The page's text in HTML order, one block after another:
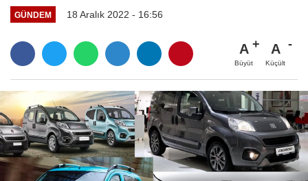
GÜNDEM 18 Aralık 2022 - 16:56
A
Büyüt
A
Küçült